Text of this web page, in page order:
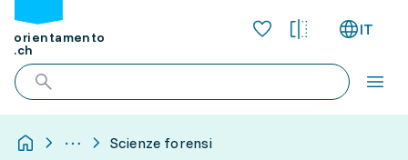
orientamento
.ch
IT
Scienze forensi